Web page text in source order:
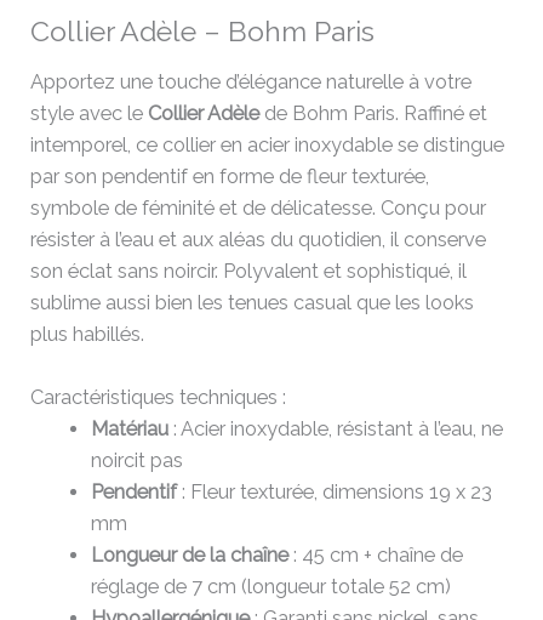
Collier Adèle – Bohm Paris
Apportez une touche d’élégance naturelle à votre
style avec le Collier Adèlede Bohm Paris. Raffiné et
intemporel, ce collier en acier inoxydable se distingue
par son pendentif en forme de fleur texturée,
symbole de féminité et de délicatesse. Conçu pour
résister à l’eau et aux aléas du quotidien, il conserve
son éclat sans noircir. Polyvalent et sophistiqué, il
sublime aussi bien les tenues casual que les looks
plus habillés.
Caractéristiques techniques :
Matériau: Acier inoxydable, résistant à l’eau, ne
noircit pas
Pendentif: Fleur texturée, dimensions 19 x 23
mm
Longueur de la chaîne: 45 cm + chaîne de
réglage de 7 cm (longueur totale 52 cm)